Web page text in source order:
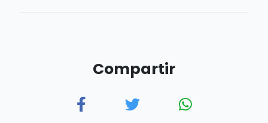
Compartir